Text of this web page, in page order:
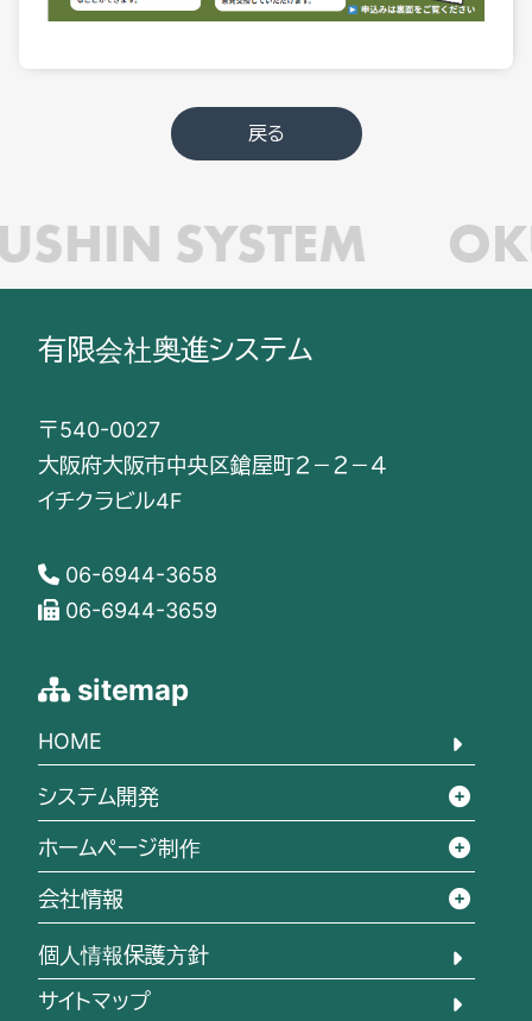
戻る
SYSTEM
有限会社奥進システム
〒540-0027
大阪府大阪市中央区鎗屋町２－２－４
イチクラビル4F
06-6944-3658
06-6944-3659
sitemap
HOME
システム開発
ホームページ制作
会社情報
個人情報保護方針
サイトマップ